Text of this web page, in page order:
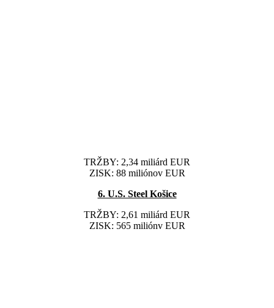
TRŽBY: 2,34 miliárd EUR
ZISK: 88 miliónov EUR
6. U.S. Steel Košice
TRŽBY: 2,61 miliárd EUR
ZISK: 565 miliónv EUR